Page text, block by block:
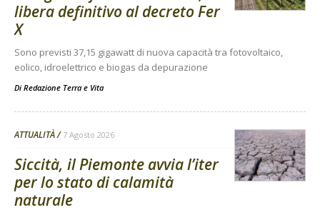
libera definitivo al decreto Fer
X
Sono previsti 37,15 gigawatt di nuova capacità tra fotovoltaico,
eolico, idroelettrico e biogas da depurazione
Di Redazione Terra e Vita
ATTUALITÀ 7 Agosto 2026
Siccità, il Piemonte avvia l’iter
per lo stato di calamità
naturale